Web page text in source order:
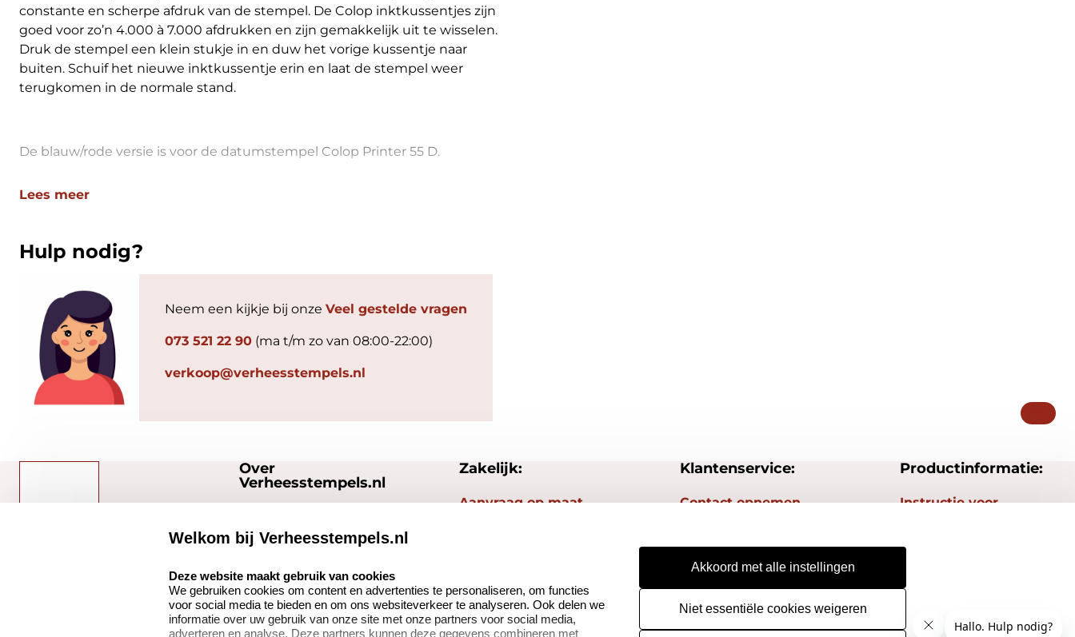
constante en scherpe afdruk van de stempel. De Colop inktkussentjes zijn
goed voor zo’n 4.000 à 7.000 afdrukken en zijn gemakkelijk uit te wisselen.
Druk de stempel een klein stukje in en duw het vorige kussentje naar
buiten. Schuif het nieuwe inktkussentje erin en laat de stempel weer
terugkomen in de normale stand.
De blauw/rode versie is voor de datumstempel Colop Printer 55 D.
Lees meer
Hulp nodig?
Neem een kijkje bij onze Veel gestelde vragen
073 521 22 90 (ma t/m zo van 08:00-22:00)
verkoop@verheesstempels.nl
Verheesstempels.nl
Quinten Matsyslaan
Over
Verheesstempels.nl
Bedrijfsgegevens
Onze vacatures
Zakelijk:
Aanvraag op maat
Klantenservice:
Contact opnemen
Herroepingsrecht
Retourneren
Productinformatie:
Instructie voor
Aanleverspecificaties
Welkom bij Verheesstempels.nl
Deze website maakt gebruik van cookies
We gebruiken cookies om content en advertenties te personaliseren, om functies
voor social media te bieden en om ons websiteverkeer te analyseren. Ook delen we
informatie over uw gebruik van onze site met onze partners voor social media,
adverteren en analyse. Deze partners kunnen deze gegevens combineren met
Akkoord met alle instellingen
Niet essentiële cookies weigeren